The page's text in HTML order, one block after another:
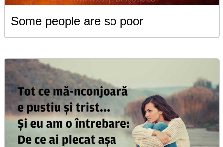
Some people are so poor